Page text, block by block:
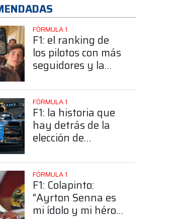
FÓRMULA 1
F1: el ranking de
los pilotos con más
seguidores y la
posición de
Colapinto
FÓRMULA 1
F1: la historia que
hay detrás de la
elección de
número 43
FÓRMULA 1
F1: Colapinto:
"Ayrton Senna es
mi ídolo y mi héroe